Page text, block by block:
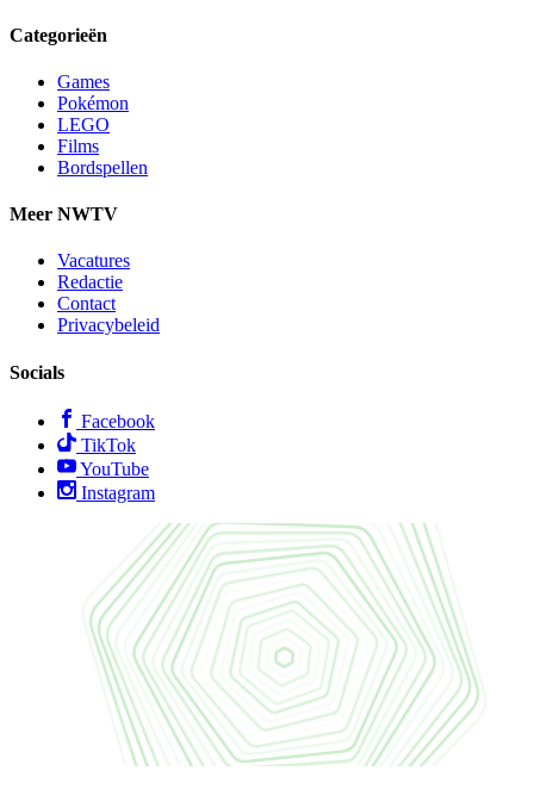
Categorieën
Games
Pokémon
LEGO
Films
Bordspellen
Meer NWTV
Vacatures
Redactie
Contact
Privacybeleid
Socials
Facebook
TikTok
YouTube
Instagram